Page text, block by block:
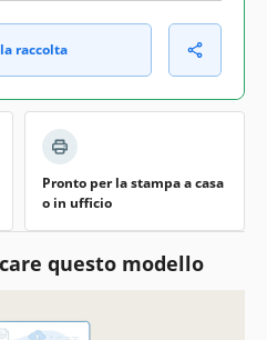
raccolta
Pronto per la stampa a casa
o in ufficio
questo modello